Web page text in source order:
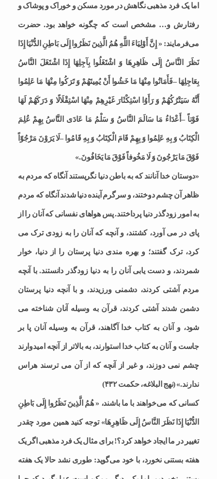
اما یک فرد مذهبی نگاهش در مورد مسکن و خوراک و پوشاک و
رفتارش و… مشخص است که چگونه خواهد بود. حضرت
می‌فرمایند: « إِنَّ أَوْلِیَاءَ اللَّهِ هُمُ الَّذِینَ نَظَرُوا إِلَى بَاطِنِ الدُّنْیَا إِذَا
نَظَرَ النَّاسُ إِلَى ظَاهِرِهَا وَ اشْتَغَلُوا بِآجِلِهَا إِذَا اشْتَغَلَ النَّاسُ
بِعَاجِلِهَا –فَأَمَاتُوا مِنْهَا مَا خَشُوا أَنْ یُمِیتَهُمْ وَ تَرَکُوا مِنْهَا مَا عَلِمُوا
أَنَّهُ سَیَتْرُکُهُمْ وَ رَأَوُا اسْتِکْثَارَ غَیْرِهِمْ مِنْهَا اسْتِقْلَالًا وَ دَرَکَهُمْ لَهَا
فَوْتاً –أَعْدَاءُ مَا سَالَمَ النَّاسُ وَ سَلْمُ مَا عَادَى النَّاسُ بِهِمْ عُلِمَ
الْکِتَابُ وَ بِهِ عَلِمُوا وَ بِهِمْ قَامَ الْکِتَابُ وَ بِهِ قَامُوا –لَا یَرَوْنَ مَرْجُوّاً
فَوْقَ مَا یَرْجُونَ وَ لَا مَخُوفاً فَوْقَ مَا یَخَافُونَ.»
«دوستان خدا آنانند که به باطن دنیا نگریستند آنگاه که مردم به
ظاهر آن چشم دوختند، و سرگرم آینده دنیا شدند آنگاه که مردم
به امور زودگذر دنیا پرداختند. پس هواهاى نفسانى که آنان را از
پاى در مى آورد، کشتند، و آنچه که آنان را به زودى ترک مى
کرد، ترک گفتند؛ و بهره مندى دنیا پرستان را از دنیا، خوار
شمردند، و دست یابى آنان را به دنیا زودگذر دانستند. با آنچه
مردم آشتى کردند، دشمنى ورزیدند، و با آنچه دنیا پرستان
دشمن شدند آشتى کردند، قرآن به وسیله آنان شناخته مى
شود، و آنان به کتاب خدا آگاهند، قرآن به وسیله آنان پا بر
جاست و آنان به کتاب خدا استوارند، به بالاتر از آنچه امیدوارند
چشم نمى دوزند، و غیر از آنچه که از آن مى ترسند هراس
ندارند.» (نهج البلاغه، حکمت ۴۳۲)
کسانی که می‌خواهند با ما باشند، « هُمُ الَّذِینَ نَظَرُوا إِلَى بَاطِنِ
الدُّنْیَا إِذَا نَظَرَ النَّاسُ إِلَى ظَاهِرِهَا» توجه کنید همین مورد چقدر
تغییر در ما ایجاد خواهد کرد؟! برای مثال یک فرد مذهبی اگر یک
هفته بستنی نخورد، با خود می‌گوید: طوری نشد حالا یک هفته